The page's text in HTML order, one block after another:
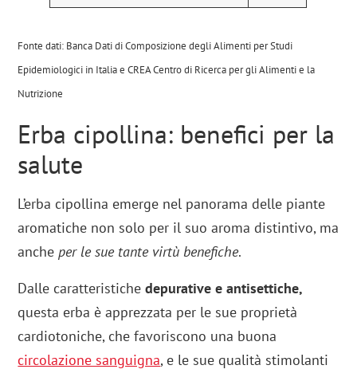
Fonte dati: Banca Dati di Composizione degli Alimenti per Studi
Epidemiologici in Italia e CREA Centro di Ricerca per gli Alimenti e la
Nutrizione
Erba cipollina: benefici per la
salute
L’erba cipollina emerge nel panorama delle piante
aromatiche non solo per il suo aroma distintivo, ma
anche per le sue tante virtù benefiche.
Dalle caratteristichedepurative e antisettiche,
questa erba è apprezzata per le sue proprietà
cardiotoniche, che favoriscono una buona
circolazione sanguigna, e le sue qualità stimolanti